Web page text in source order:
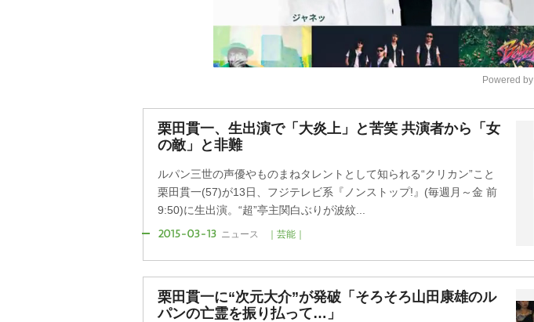
Powered by
栗田貫一、生出演で「大炎上」と苦笑 共演者から「女
の敵」と非難
ルパン三世の声優やものまねタレントとして知られる“クリカン”こと
栗田貫一(57)が13日、フジテレビ系『ノンストップ!』(毎週月～金 前
9:50)に生出演。“超”亭主関白ぶりが波紋...
2015-03-13 ニュース ｜芸能｜
栗田貫一に“次元大介”が発破「そろそろ山田康雄のル
パンの亡霊を振り払って…」